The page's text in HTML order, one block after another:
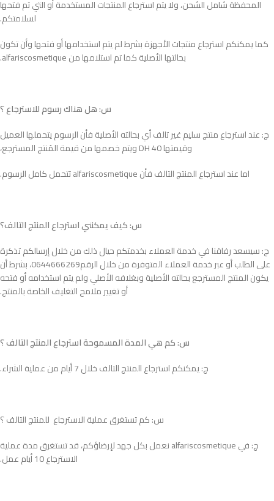
المحفظة شامل الشحن، ولا يتم استرجاع المنتجات المستخدمة أو التي تم فتحها
لسلامتكم.
كما يمكنكم استرجاع منتجات الأجهزة بشرط لم يتم استخدامها أو فتحها وأن تكون
بحالتها الأصلية كما تم استلامها من alfariscosmetique.
س: هل هناك رسوم للاسترجاع ؟
ج: عند استرجاع منتج سليم غير تالف أي بحالته الأصلية فأن الرسوم يتحملها العميل
وقيمتها 40 DH ويتم خصمها من قيمة المُنتج المسترجع،
اما عند استرجاع المنتج التالف فأن alfariscosmetique تتحمل كامل الرسوم.
س: كيف يمكنني استرجاع المنتج التالف؟
ج: سيسعد رفاقنا في خدمة العملاء بخدمتكم حيال ذلك من خلال إرسالكم تذكرة
على الطلب أو عبر خدمة العملاء المتوفرة من خلال الرقم0644666269، بشرط أن
يكون المنتج المسترجع بحالته الأصلية وبغلافه الأصلي ولم يتم استخدامه أو فتحه
أو تغيير ملامح التغليف الخاصة بالمنتج.
س: كم هي المدة المسموحة استرجاع المنتج التالف ؟
ج: يمكنكم استرجاع المنتج التالف خلال 7 أيام من عملية الشراء.
س: كم تستغرق عملية الاسترجاع للمنتج التالف ؟
ج: في alfariscosmetique نعمل بكل جهد لإرضاؤكم، قد تستغرق مدة عملية
الاسترجاع 10 أيام عمل.